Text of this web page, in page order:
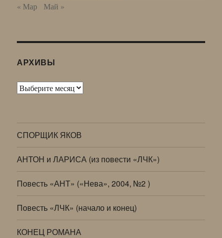
« Мар Май »
АРХИВЫ
Архивы
СПОРЩИК ЯКОВ
АНТОН и ЛАРИСА (из повести «ЛЧК»)
Повесть «АНТ» («Нева», 2004, №2 )
Повесть «ЛЧК» (начало и конец)
КОНЕЦ РОМАНА